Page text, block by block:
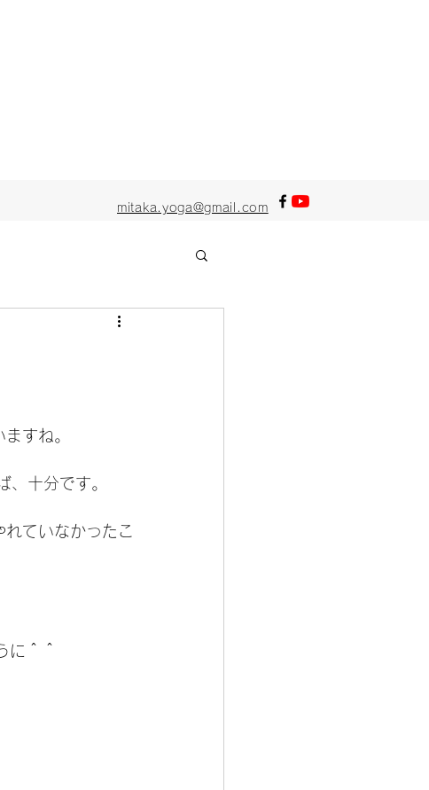
mitaka.yoga@gmail.com
すね。
十分です。
ていなかったこ
に＾＾